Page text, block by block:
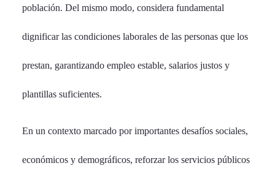
población. Del mismo modo, considera fundamental
dignificar las condiciones laborales de las personas que los
prestan, garantizando empleo estable, salarios justos y
plantillas suficientes.
En un contexto marcado por importantes desafíos sociales,
económicos y demográficos, reforzar los servicios públicos